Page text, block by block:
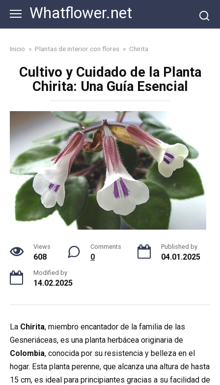
content
Whatflower.net
Inicio » Plantas de interior con flores » Chirita
Cultivo y Cuidado de la Planta
Chirita: Una Guía Esencial
Views
608
Comments
0
Published by
04.01.2025
Modified by
14.02.2025
La Chirita, miembro encantador de la familia de las
Gesneriáceas, es una planta herbácea originaria de
Colombia, conocida por su resistencia y belleza en el
hogar. Esta planta perenne, que alcanza una altura de hasta
15 cm, es ideal para principiantes gracias a su facilidad de